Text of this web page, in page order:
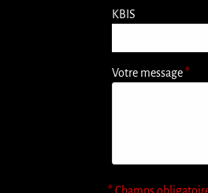
KBIS
Votre message*